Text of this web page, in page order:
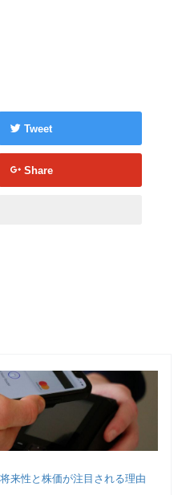
Tweet
Share
将来性と株価が注目される理由